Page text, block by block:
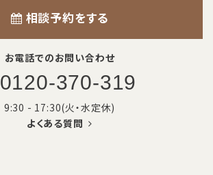
相談予約をする
お電話でのお問い合わせ
0120-370-319
9:30 - 17:30(火・水定休)
よくある質問